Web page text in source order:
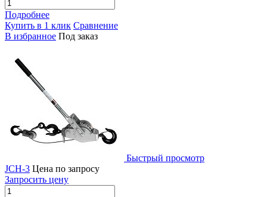
Подробнее
Купить в 1 клик Сравнение
В избранное Под заказ
Быстрый просмотр
JCH-3 Цена по запросу
Запросить цену